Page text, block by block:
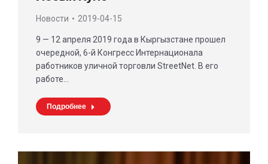
Новости 2019-04-15
9 — 12 апреля 2019 года в Кыргызстане прошел
очередной, 6-й Конгресс Интернационала
работников уличной торговли StreetNet. В его
работе…
Подробнее